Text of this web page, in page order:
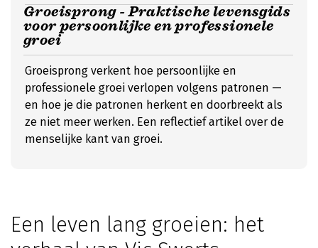
Groeisprong - Praktische levensgids
voor persoonlijke en professionele
groei
Groeisprong verkent hoe persoonlijke en
professionele groei verlopen volgens patronen —
en hoe je die patronen herkent en doorbreekt als
ze niet meer werken. Een reflectief artikel over de
menselijke kant van groei.
Een leven lang groeien: het